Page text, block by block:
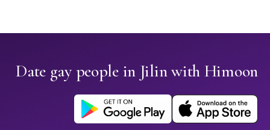
Date gay people in Jilin with Himoon